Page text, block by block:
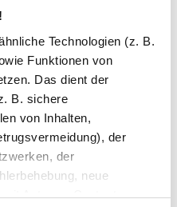
Technologien (z. B.
Funktionen von
Das dient der
B. sichere
von Inhalten,
der
der
neue
Autoren, Content-